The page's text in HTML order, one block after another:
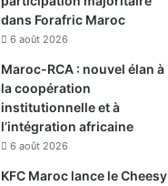
dans Forafric Maroc
6 août 2026
Maroc-RCA : nouvel élan à
la coopération
institutionnelle et à
l’intégration africaine
6 août 2026
KFC Maroc lance le Cheesy